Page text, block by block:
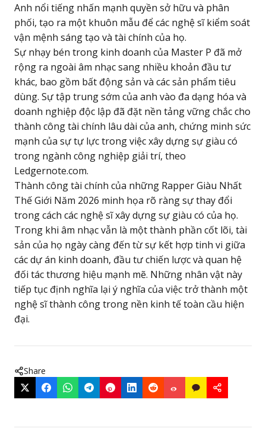
Anh nổi tiếng nhấn mạnh quyền sở hữu và phân
phối, tạo ra một khuôn mẫu để các nghệ sĩ kiểm soát
vận mệnh sáng tạo và tài chính của họ.
Sự nhạy bén trong kinh doanh của Master P đã mở
rộng ra ngoài âm nhạc sang nhiều khoản đầu tư
khác, bao gồm bất động sản và các sản phẩm tiêu
dùng. Sự tập trung sớm của anh vào đa dạng hóa và
doanh nghiệp độc lập đã đặt nền tảng vững chắc cho
thành công tài chính lâu dài của anh, chứng minh sức
mạnh của sự tự lực trong việc xây dựng sự giàu có
trong ngành công nghiệp giải trí, theo
Ledgernote.com.
Thành công tài chính của những Rapper Giàu Nhất
Thế Giới Năm 2026 minh họa rõ ràng sự thay đổi
trong cách các nghệ sĩ xây dựng sự giàu có của họ.
Trong khi âm nhạc vẫn là một thành phần cốt lõi, tài
sản của họ ngày càng đến từ sự kết hợp tinh vi giữa
các dự án kinh doanh, đầu tư chiến lược và quan hệ
đối tác thương hiệu mạnh mẽ. Những nhân vật này
tiếp tục định nghĩa lại ý nghĩa của việc trở thành một
nghệ sĩ thành công trong nền kinh tế toàn cầu hiện
đại.
Share